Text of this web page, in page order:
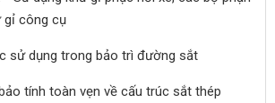
gỉ công cụ
sử dụng trong bảo trì đường sắt
tính toàn vẹn về cấu trúc sắt thép